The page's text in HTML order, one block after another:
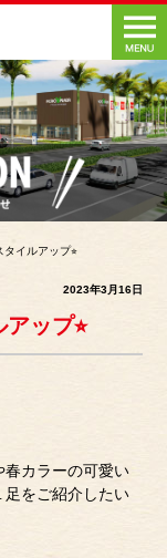
イルアップ⭐︎
2023年3月16日
ップ⭐︎
春カラーの可愛い
足をご紹介したい